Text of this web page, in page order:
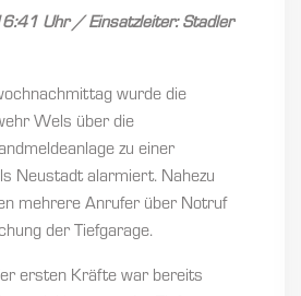
Uhr / Einsatzleiter: Stadler
wurde die
Wels über die
zu einer
Neustadt alarmiert. Nahezu
mehrere Anrufer über Notruf
der Tiefgarage.
ersten Kräfte war bereits